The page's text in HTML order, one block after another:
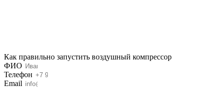
Как правильно запустить воздушный компрессор
ФИО
Телефон
Email